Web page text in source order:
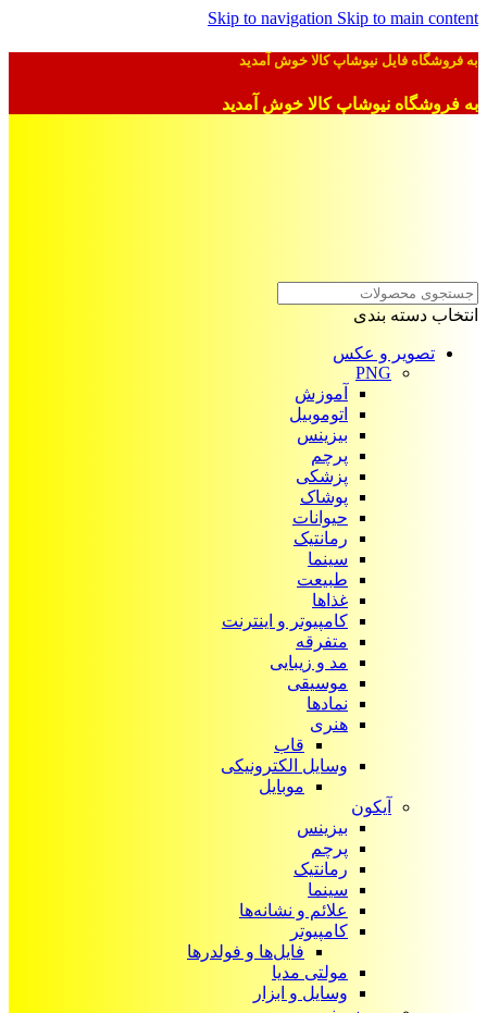
Skip to navigation Skip to main content
به فروشگاه فایل نیوشاپ کالا خوش آمدید
به فروشگاه نیوشاپ کالا خوش آمدید
انتخاب دسته بندی
تصویر و عکس
PNG
آموزش
اتوموبیل
بیزینس
پرچم
پزشکی
پوشاک
حیوانات
رمانتیک
سینما
طبیعت
غذاها
کامپیوتر و اینترنت
متفرقه
مد و زیبایی
موسیقی
نمادها
هنری
قاب
وسایل الکترونیکی
موبایل
آیکون‌
بیزینس
پرچم
رمانتیک
سینما
علائم و نشانه‌ها
کامپیوتر
فایل‌ها و فولدرها
مولتی مدیا
وسایل و ابزار